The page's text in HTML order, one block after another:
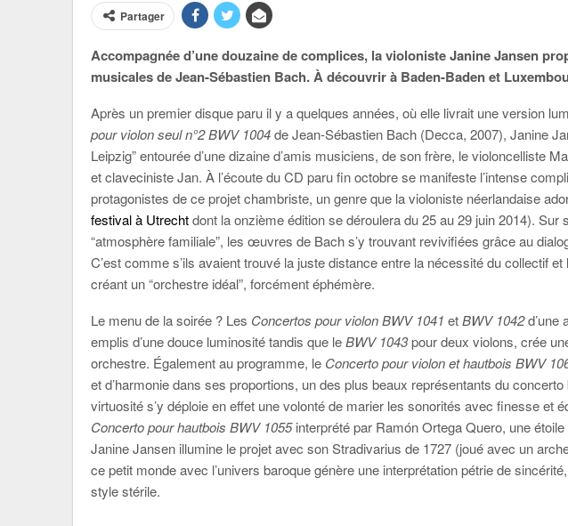
Partager
Accompagnée d’une douzaine de complices, la violoniste Janine Jansen
musicales de Jean-Sébastien Bach. À découvrir à Baden-Baden et
Après un premier disque paru il y a quelques années, où elle livrait une version
pour violon seul n°2 BWV 1004de Jean-Sébastien Bach (Decca, 2007), Janine
Leipzig” entourée d’une dizaine d’amis musiciens, de son frère, le violoncelliste
et claveciniste Jan. À l’écoute du CD paru fin octobre se manifeste l’intense
protagonistes de ce projet chambriste, un genre que la violoniste néerlandaise
festival à Utrechtdont la onzième édition se déroulera du 25 au 29 juin 2014). Sur
“atmosphère familiale”, les œuvres de Bach s’y trouvant revivifiées grâce au
C’est comme s’ils avaient trouvé la juste distance entre la nécessité du collectif
créant un “orchestre idéal”, forcément éphémère.
Le menu de la soirée ? Les Concertos pour violon BWV 1041 etBWV 1042d’une
emplis d’une douce luminosité tandis que leBWV 1043pour deux violons, crée
orchestre. Également au programme, le Concerto pour violon et hautbois BWV
et d’harmonie dans ses proportions, un des plus beaux représentants du concerto
virtuosité s’y déploie en effet une volonté de marier les sonorités avec finesse et
Concerto pour hautbois BWV 1055interprété par Ramón Ortega Quero, une
Janine Jansen illumine le projet avec son Stradivarius de 1727 (joué avec un
ce petit monde avec l’univers baroque génère une interprétation pétrie de
style stérile.